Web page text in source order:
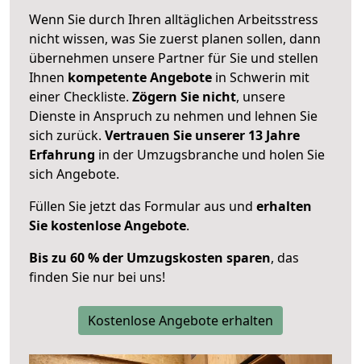
Wenn Sie durch Ihren alltäglichen Arbeitsstress
nicht wissen, was Sie zuerst planen sollen, dann
übernehmen unsere Partner für Sie und stellen
Ihnen kompetente Angebote in Schwerin mit
einer Checkliste. Zögern Sie nicht, unsere
Dienste in Anspruch zu nehmen und lehnen Sie
sich zurück. Vertrauen Sie unserer 13 Jahre
Erfahrung in der Umzugsbranche und holen Sie
sich Angebote.
Füllen Sie jetzt das Formular aus und erhalten
Sie kostenlose Angebote.
Bis zu 60 % der Umzugskosten sparen, das
finden Sie nur bei uns!
Kostenlose Angebote erhalten